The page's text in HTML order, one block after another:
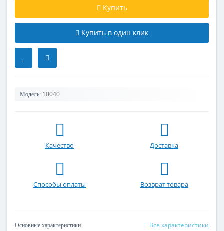
Купить
Купить в один клик
Модель: 10040
Качество Доставка
Способы оплаты Возврат товара
Основные характеристики Все характеристики